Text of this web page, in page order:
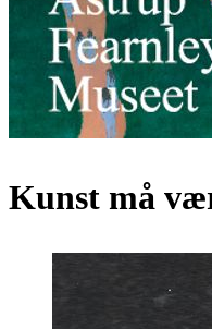
Kunst må